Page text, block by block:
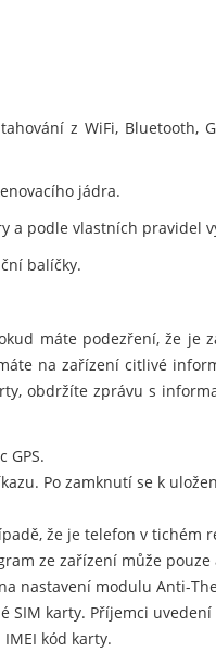
z WiFi, Bluetooth,
jádra.
a podle vlastních pravidel
balíčky.
máte podezření, že je
na zařízení citlivé
obdržíte zprávu s
GPS.
Po zamknutí se k
že je telefon v tichém
ze zařízení může pouze
nastavení modulu Anti-
karty. Příjemci
kód karty.